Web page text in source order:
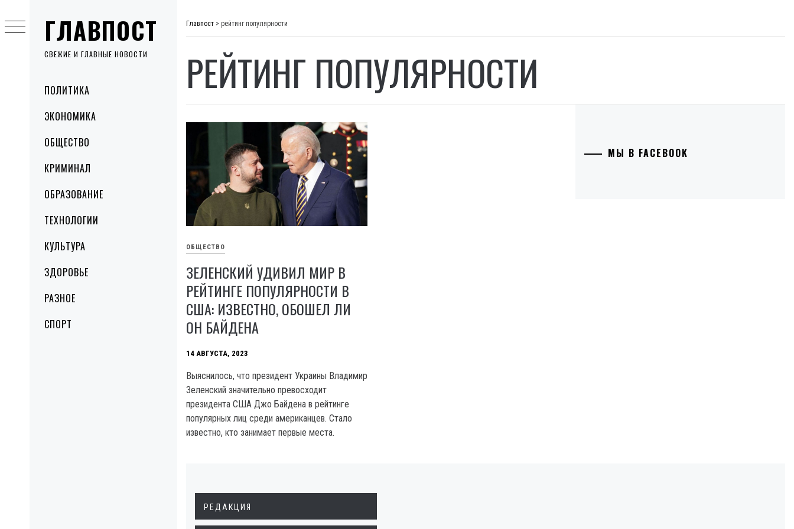
ГЛАВПОСТ
СВЕЖИЕ И ГЛАВНЫЕ НОВОСТИ
MenuПОЛИТИКА
ЭКОНОМИКА
ОБЩЕСТВО
КРИМИНАЛ
ОБРАЗОВАНИЕ
ТЕХНОЛОГИИ
КУЛЬТУРА
ЗДОРОВЬЕ
РАЗНОЕ
СПОРТ
to
content
Главпост > рейтинг популярности
РЕЙТИНГ ПОПУЛЯРНОСТИ
ОБЩЕСТВО
ЗЕЛЕНСКИЙ УДИВИЛ МИР В
РЕЙТИНГЕ ПОПУЛЯРНОСТИ В
США: ИЗВЕСТНО, ОБОШЕЛ ЛИ
ОН БАЙДЕНА
14 АВГУСТА, 2023
Выяснилось, что президент Украины Владимир
Зеленский значительно превосходит
президента США Джо Байдена в рейтинге
популярных лиц среди американцев. Стало
известно, кто занимает первые места.
МЫ В FACEBOOK
РЕДАКЦИЯ